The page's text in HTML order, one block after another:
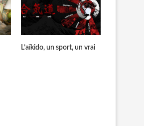
L’aïkido, un sport, un vrai